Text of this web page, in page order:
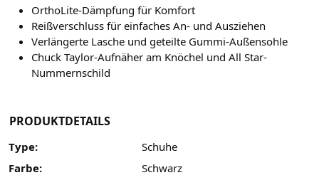
OrthoLite-Dämpfung für Komfort
Reißverschluss für einfaches An- und Ausziehen
Verlängerte Lasche und geteilte Gummi-Außensohle
Chuck Taylor-Aufnäher am Knöchel und All Star-
Nummernschild
PRODUKTDETAILS
Type:
Schuhe
Farbe:
Schwarz